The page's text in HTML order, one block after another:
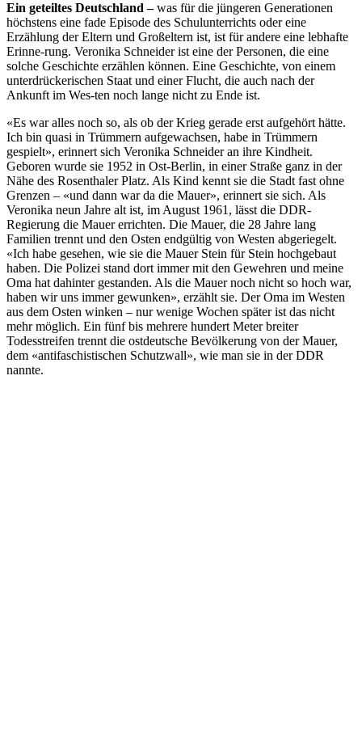
Ein geteiltes Deutschland –was für die jüngeren Generationen
höchstens eine fade Episode des Schulunterrichts oder eine
Erzählung der Eltern und Großeltern ist, ist für andere eine lebhafte
Erinne-rung. Veronika Schneider ist eine der Personen, die eine
solche Geschichte erzählen können. Eine Geschichte, von einem
unterdrückerischen Staat und einer Flucht, die auch nach der
Ankunft im Wes-ten noch lange nicht zu Ende ist.
«Es war alles noch so, als ob der Krieg gerade erst aufgehört hätte.
Ich bin quasi in Trümmern aufgewachsen, habe in Trümmern
gespielt», erinnert sich Veronika Schneider an ihre Kindheit.
Geboren wurde sie 1952 in Ost-Berlin, in einer Straße ganz in der
Nähe des Rosenthaler Platz. Als Kind kennt sie die Stadt fast ohne
Grenzen – «und dann war da die Mauer», erinnert sie sich. Als
Veronika neun Jahre alt ist, im August 1961, lässt die DDR-
Regierung die Mauer errichten. Die Mauer, die 28 Jahre lang
Familien trennt und den Osten endgültig von Westen abgeriegelt.
«Ich habe gesehen, wie sie die Mauer Stein für Stein hochgebaut
haben. Die Polizei stand dort immer mit den Gewehren und meine
Oma hat dahinter gestanden. Als die Mauer noch nicht so hoch war,
haben wir uns immer gewunken», erzählt sie. Der Oma im Westen
aus dem Osten winken – nur wenige Wochen später ist das nicht
mehr möglich. Ein fünf bis mehrere hundert Meter breiter
Todesstreifen trennt die ostdeutsche Bevölkerung von der Mauer,
dem «antifaschistischen Schutzwall», wie man sie in der DDR
nannte.